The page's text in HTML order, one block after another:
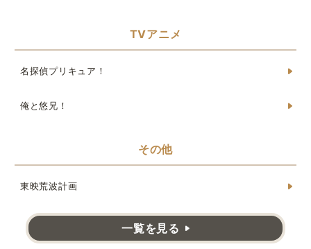
TVアニメ
名探偵プリキュア！
俺と悠兄！
その他
東映荒波計画
一覧を見る